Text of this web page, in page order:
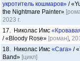
укротитель кошмаров» /
the Nightmare Painter»
2023 г.
17. Николас Имс
/ «Bloody Rose» [роман],
18. Николас Имс «Сага» /
Band» [цикл]